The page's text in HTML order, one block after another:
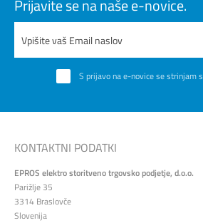
Prijavite se na naše e-novice.
S prijavo na e-novice se strinjam s
KONTAKTNI PODATKI
EPROS elektro storitveno trgovsko podjetje, d.o.o.
Parižlje 35
3314 Braslovče
Slovenija